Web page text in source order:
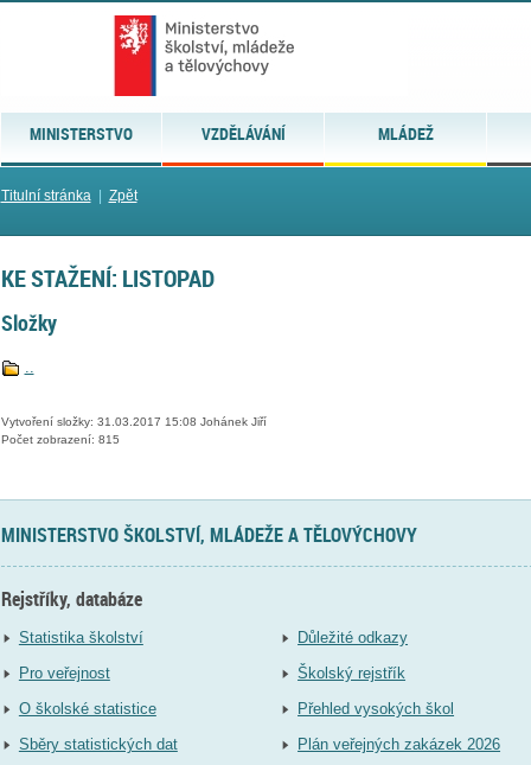
MINISTERSTVO VZDĚLÁVÁNÍ MLÁDEŽ
Titulní stránka| Zpět
KE STAŽENÍ: LISTOPAD
Složky
..
Vytvoření složky: 31.03.2017 15:08 Johánek Jiří
Počet zobrazení: 815
MINISTERSTVO ŠKOLSTVÍ, MLÁDEŽE A TĚLOVÝCHOVY
Rejstříky, databáze
Statistika školství
Pro veřejnost
O školské statistice
Sběry statistických dat
Důležité odkazy
Školský rejstřík
Přehled vysokých škol
Plán veřejných zakázek 2026